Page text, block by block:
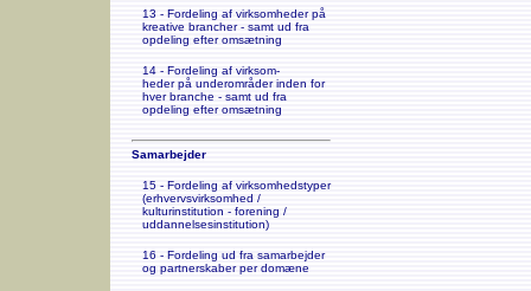
13 - Fordeling af virksomheder på
kreative brancher - samt ud fra
opdeling efter omsætning
14 - Fordeling af virksom-
heder på underområder inden for
hver branche - samt ud fra
opdeling efter omsætning
Samarbejder
15 - Fordeling af virksomhedstyper
(erhvervsvirksomhed /
kulturinstitution - forening /
uddannelsesinstitution)
16 - Fordeling ud fra samarbejder
og partnerskaber per domæne